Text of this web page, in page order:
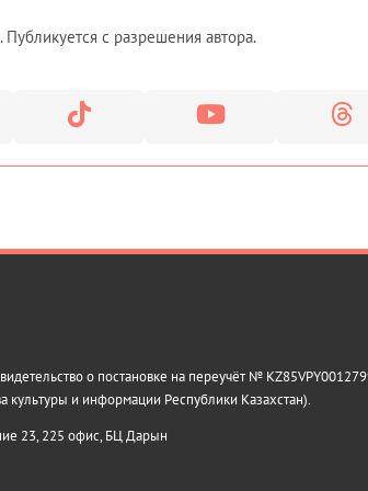
с разрешения автора.
о постановке на переучёт №
и информации Республики Казахстан).
23, 225 офис, БЦ Дарын